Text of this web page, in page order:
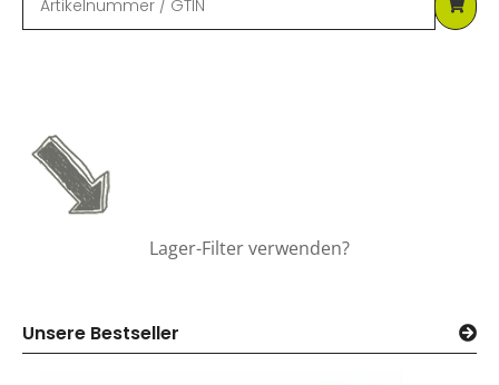
Lager-Filter verwenden?
Unsere Bestseller